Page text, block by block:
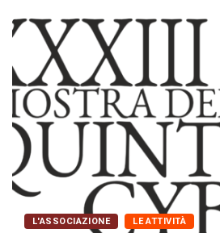
L'ASSOCIAZIONE LE ATTIVITÀ